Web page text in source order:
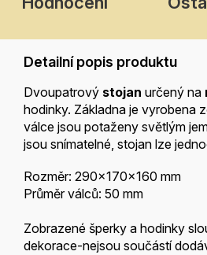
Detailní popis produktu
Dvoupatrový stojan určený na
hodinky. Základna je vyrobena
válce jsou potaženy světlým
jsou snímatelné, stojan lze
Rozměr: 290x170x160 mm
Průměr válců: 50 mm
Zobrazené šperky a hodinky
dekorace-nejsou součástí